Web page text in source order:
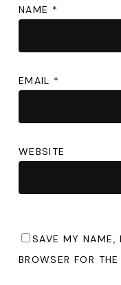
NAME *
EMAIL *
WEBSITE
SAVE MY NAME,
BROWSER FOR